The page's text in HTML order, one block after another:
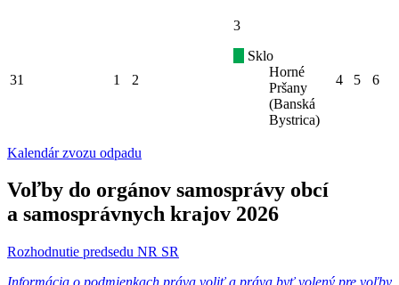
31 1 2
3
Sklo
Horné
Pršany
(Banská
Bystrica)
4 5 6
Kalendár zvozu odpadu
Voľby do orgánov samosprávy obcí
a samosprávnych krajov 2026
Rozhodnutie predsedu NR SR